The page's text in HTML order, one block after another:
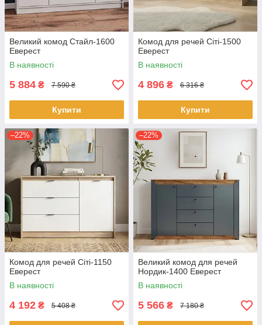
Великий комод Стайл-1600
Еверест
В наявності
5 884 ₴ 7 590 ₴
Купити
Комод для речей Сіті-1500
Еверест
В наявності
4 896 ₴ 6 316 ₴
Купити
–22%
Комод для речей Сіті-1150
Еверест
В наявності
4 192 ₴ 5 408 ₴
–22%
Великий комод для речей
Нордик-1400 Еверест
В наявності
5 566 ₴ 7 180 ₴